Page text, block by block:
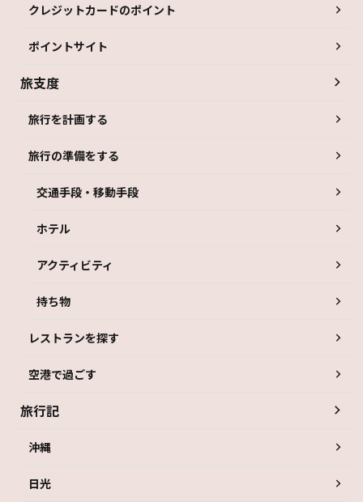
クレジットカードのポイント
ポイントサイト
旅支度
旅行を計画する
旅行の準備をする
交通手段・移動手段
ホテル
アクティビティ
持ち物
レストランを探す
空港で過ごす
旅行記
沖縄
日光